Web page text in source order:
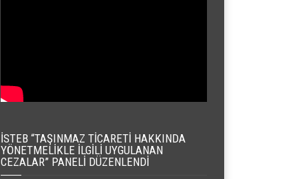
İSTEB “TAŞINMAZ TICARETI HAKKINDA
YÖNETMELIKLE İLGILI UYGULANAN
CEZALAR” PANELI DÜZENLENDI